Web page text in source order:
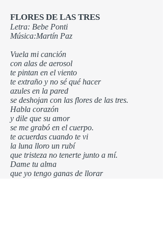
FLORES DE LAS TRES
Letra: Bebe Ponti
Música:Martín Paz
Vuela mi canción
con alas de aerosol
te pintan en el viento
te extraño y no sé qué hacer
azules en la pared
se deshojan con las flores de las tres.
Habla corazón
y dile que su amor
se me grabó en el cuerpo.
te acuerdas cuando te vi
la luna lloro un rubí
que tristeza no tenerte junto a mí.
Dame tu alma
que yo tengo ganas de llorar